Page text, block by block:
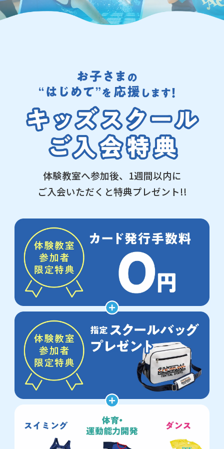
体験教室へ参加後、1週間以内に
ご入会いただくと特典プレゼント!!